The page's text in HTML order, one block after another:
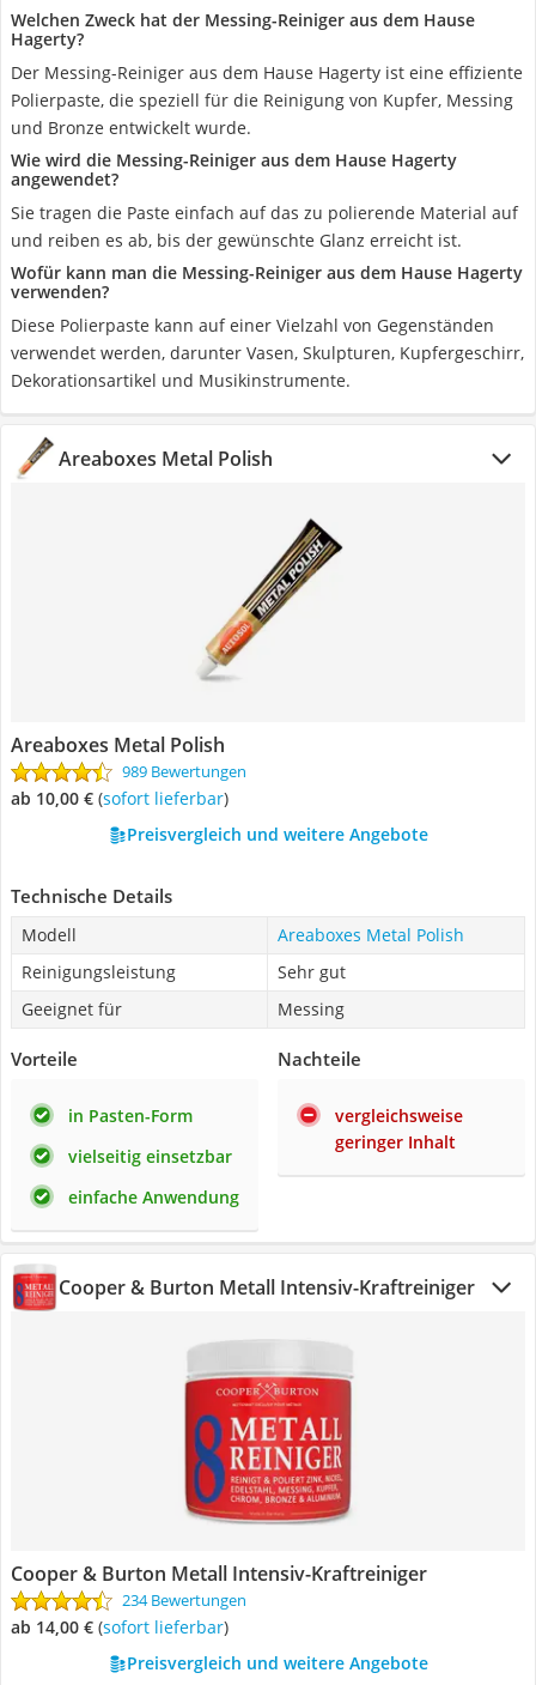
Welchen Zweck hat der Messing-Reiniger aus dem Hause
Hagerty?
Der Messing-Reiniger aus dem Hause Hagerty ist eine effiziente
Polierpaste, die speziell für die Reinigung von Kupfer, Messing
und Bronze entwickelt wurde.
Wie wird die Messing-Reiniger aus dem Hause Hagerty
angewendet?
Sie tragen die Paste einfach auf das zu polierende Material auf
und reiben es ab, bis der gewünschte Glanz erreicht ist.
Wofür kann man die Messing-Reiniger aus dem Hause Hagerty
verwenden?
Diese Polierpaste kann auf einer Vielzahl von Gegenständen
verwendet werden, darunter Vasen, Skulpturen, Kupfergeschirr,
Dekorationsartikel und Musikinstrumente.
Areaboxes Metal Polish
Areaboxes Metal Polish
989 Bewertungen
ab 10,00 € ( Sofort lieferbar)
Preisvergleich und weitere Angebote
Technische Details
Modell
Areaboxes Metal Polish
Reinigungsleistung
Sehr gut
Geeignet für
Messing
Vorteile
in Pasten-Form
vielseitig einsetzbar
einfache Anwendung
Nachteile
vergleichsweise
geringer Inhalt
Cooper & Burton Metall Intensiv-Kraftreiniger
Cooper & Burton Metall Intensiv-Kraftreiniger
234 Bewertungen
ab 14,00 € ( Sofort lieferbar)
Preisvergleich und weitere Angebote